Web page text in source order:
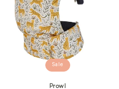
Sale
Prowl